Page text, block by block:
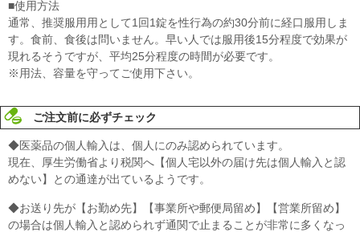
■使用方法
通常、推奨服用用として1回1錠を性行為の約30分前に経口服用しま
す。食前、食後は問いません。早い人では服用後15分程度で効果が
現れるそうですが、平均25分程度の時間が必要です。
※用法、容量を守ってご使用下さい。
ご注文前に必ずチェック
◆医薬品の個人輸入は、個人にのみ認められています。
現在、厚生労働省より税関へ【個人宅以外の届け先は個人輸入と認
めない】との通達が出ているようです。
◆お送り先が【お勤め先】【事業所や郵便局留め】【営業所留め】
の場合は個人輸入と認められず通関で止まることが非常に多くなっ